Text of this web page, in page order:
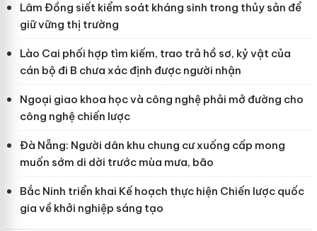
Lâm Đồng siết kiểm soát kháng sinh trong thủy sản để
giữ vững thị trường
Lào Cai phối hợp tìm kiếm, trao trả hồ sơ, kỷ vật của
cán bộ đi B chưa xác định được người nhận
Ngoại giao khoa học và công nghệ phải mở đường cho
công nghệ chiến lược
Đà Nẵng: Người dân khu chung cư xuống cấp mong
muốn sớm di dời trước mùa mưa, bão
Bắc Ninh triển khai Kế hoạch thực hiện Chiến lược quốc
gia về khởi nghiệp sáng tạo